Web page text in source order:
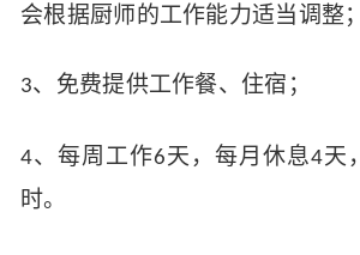
会根据厨师的工作能力适当调整；
3、免费提供工作餐、住宿；
4、每周工作6天，每月休息4天
时。